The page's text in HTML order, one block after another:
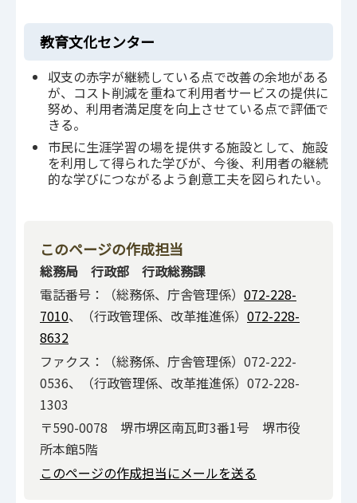
教育文化センター
収支の赤字が継続している点で改善の余地がある
が、コスト削減を重ねて利用者サービスの提供に
努め、利用者満足度を向上させている点で評価で
きる。
市民に生涯学習の場を提供する施設として、施設
を利用して得られた学びが、今後、利用者の継続
的な学びにつながるよう創意工夫を図られたい。
このページの作成担当
総務局 行政部 行政総務課
電話番号：（総務係、庁舎管理係） 072-228-
7010、（行政管理係、改革推進係） 072-228-
8632
ファクス：（総務係、庁舎管理係）072-222-
0536、（行政管理係、改革推進係）072-228-
1303
〒590-0078 堺市堺区南瓦町3番1号 堺市役
所本館5階
このページの作成担当にメールを送る